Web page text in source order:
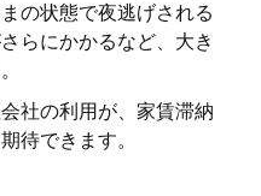
の状態で夜逃げされる
らにかかるなど、大き
社の利用が、家賃滞納
待できます。